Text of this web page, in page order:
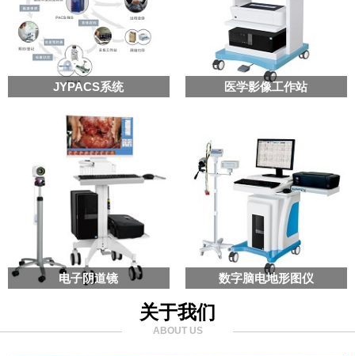
JYPACS系统 医学影像工作站
电子阴道镜 数字脑电地形图仪
关于我们
ABOUT US